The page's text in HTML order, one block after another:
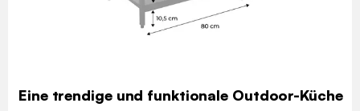
Eine trendige und funktionale Outdoor-Küche